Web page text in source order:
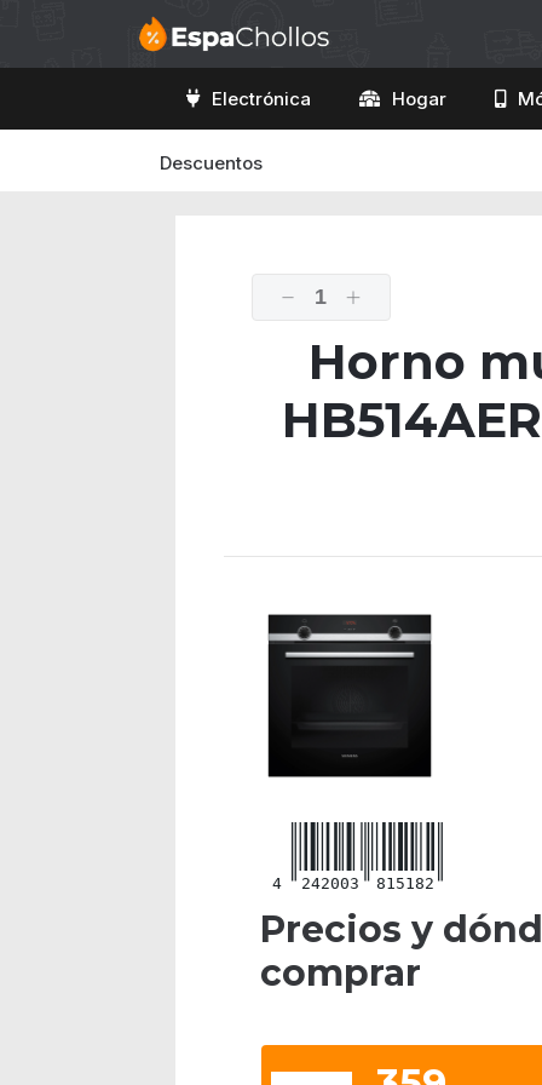
Electrónica Hogar
Descuentos
1
Horno
4 242003 815182
Precios y
comprar